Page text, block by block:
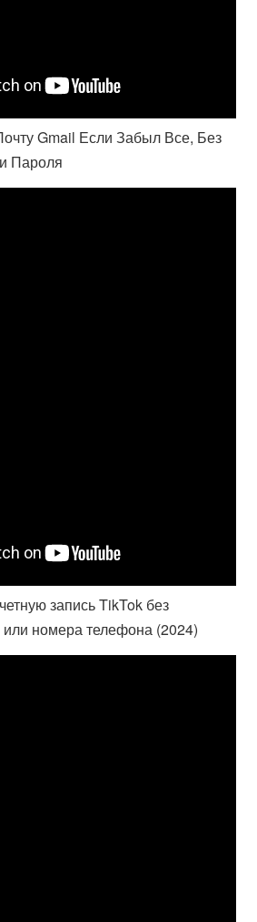
Gmail Если Забыл Все, Без
Пароля
запись TikTok без
или номера телефона (2024)